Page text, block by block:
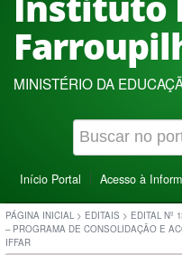
MINISTÉRIO DA
Início Portal Acesso à
PÁGINA INICIAL > EDITAIS > EDITAL Nº
– PROGRAMA DE CONSOLIDAÇÃO E
IFFAR